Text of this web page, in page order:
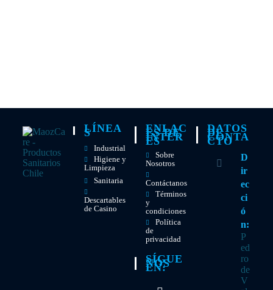
LÍNEA
S
Industrial
Higiene y
Limpieza
Sanitaria
Descartables
de Casino
ENLAC
ES DE
INTER
ES
Sobre
Nosotros
Contáctanos
Términos
y
condiciones
Política
de
privacidad
SÍGUE
NOS
EN:
DATOS
DE
CONTA
CTO
D
ir
ec
ci
ó
n:
P
ed
ro
de
V